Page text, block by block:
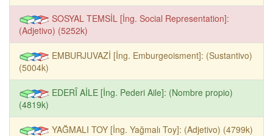
SOSYAL TEMSİL [İng. Social Representation]:
(Adjetivo) (5252k)
EMBURJUVAZİ [İng. Emburgeoisment]: (Sustantivo)
(5004k)
EDERÎ AİLE [İng. Pederi Aile]: (Nombre propio)
(4819k)
YAĞMALI TOY [İng. Yağmalı Toy]: (Adjetivo) (4799k)